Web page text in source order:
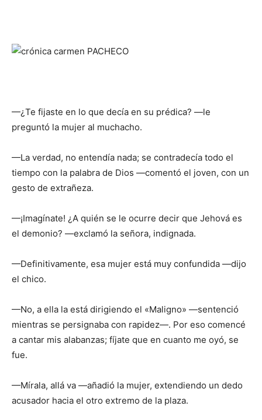
—¿Te fijaste en lo que decía en su prédica? —le
preguntó la mujer al muchacho.
—La verdad, no entendía nada; se contradecía todo el
tiempo con la palabra de Dios —comentó el joven, con un
gesto de extrañeza.
—¡Imagínate! ¿A quién se le ocurre decir que Jehová es
el demonio? —exclamó la señora, indignada.
—Definitivamente, esa mujer está muy confundida —dijo
el chico.
—No, a ella la está dirigiendo el «Maligno» —sentenció
mientras se persignaba con rapidez—. Por eso comencé
a cantar mis alabanzas; fíjate que en cuanto me oyó, se
fue.
—Mírala, allá va —añadió la mujer, extendiendo un dedo
acusador hacia el otro extremo de la plaza.